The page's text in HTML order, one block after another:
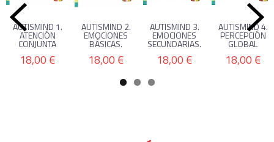
AUTISMIND 1.
ATENCIÓN
CONJUNTA
18,00 €
AUTISMIND 2.
EMOCIONES
BÁSICAS.
18,00 €
AUTISMIND 3.
EMOCIONES
SECUNDARIAS.
18,00 €
AUTISMIND 4.
PERCEPCIÓN
GLOBAL
18,00 €